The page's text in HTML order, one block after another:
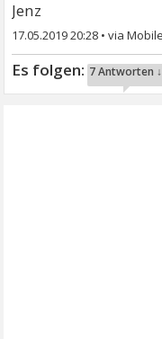
Jenz
17.05.2019 20:28 •
7 Antworten ↓